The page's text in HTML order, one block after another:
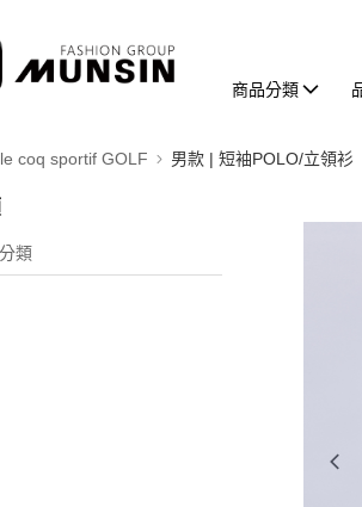
商品分類
coq sportif GOLF 男款 | 短袖POLO/立領衫
類